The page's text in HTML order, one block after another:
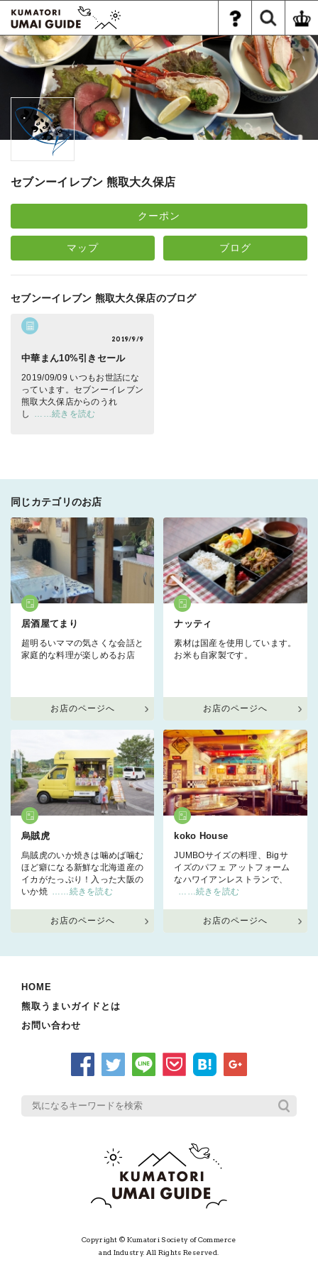
セブンーイレブン 熊取大久保店
クーポン
マップ ブログ
セブンーイレブン 熊取大久保店のブログ
2019/9/9
中華まん10%引きセール
2019/09/09 いつもお世話にな
っています。セブンーイレブン
熊取大久保店からのうれ
し
……続きを読む
同じカテゴリのお店
居酒屋てまり
超明るいママの気さくな会話と
家庭的な料理が楽しめるお店
お店のページへ
ナッティ
素材は国産を使用しています。
お米も自家製です。
お店のページへ
烏賊虎
烏賊虎のいか焼きは噛めば噛む
ほど癖になる新鮮な北海道産の
イカがたっぷり！入った大阪の
いか焼 ……続きを読む
お店のページへ
koko House
JUMBOサイズの料理、Bigサ
イズのパフェ アットフォーム
なハワイアンレストランで、
……続きを読む
お店のページへ
HOME
熊取うまいガイドとは
お問い合わせ
Copyright © Kumatori Society of Commerce
and Industry. All Rights Reserved.